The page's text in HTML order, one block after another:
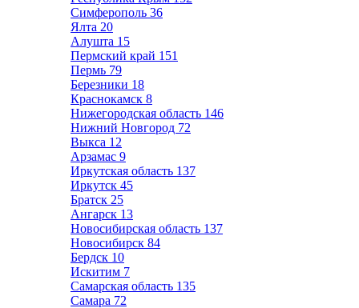
Симферополь 36
Ялта 20
Алушта 15
Пермский край 151
Пермь 79
Березники 18
Краснокамск 8
Нижегородская область 146
Нижний Новгород 72
Выкса 12
Арзамас 9
Иркутская область 137
Иркутск 45
Братск 25
Ангарск 13
Новосибирская область 137
Новосибирск 84
Бердск 10
Искитим 7
Самарская область 135
Самара 72